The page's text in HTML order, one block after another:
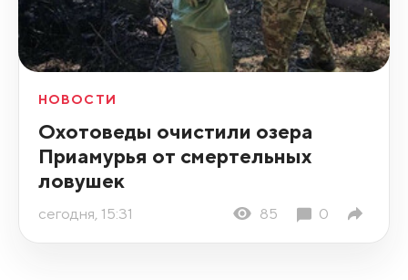
НОВОСТИ
Охотоведы очистили озера
Приамурья от смертельных
ловушек
сегодня, 15:31 85 0